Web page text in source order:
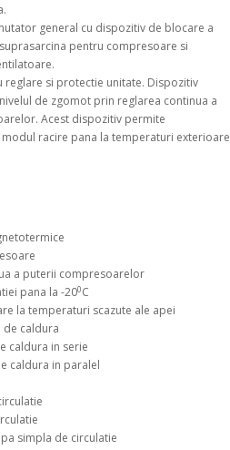
general cu dispozitiv de blocare a
pentru compresoare si
reglare si protectie unitate. Dispozitiv
de zgomot prin reglarea continua a
Acest dispozitiv permite
racire pana la temperaturi exterioare
a puterii compresoarelor
pana la -200C
temperaturi scazute ale apei
caldura
caldura in serie
caldura in paralel
simpla de circulatie